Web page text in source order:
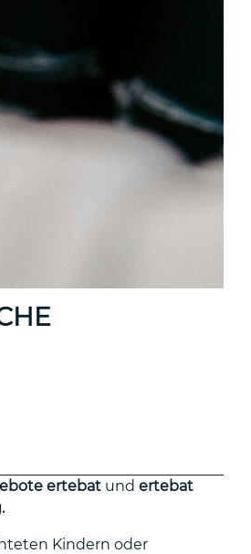
ertebat und ertebat
Kindern oder